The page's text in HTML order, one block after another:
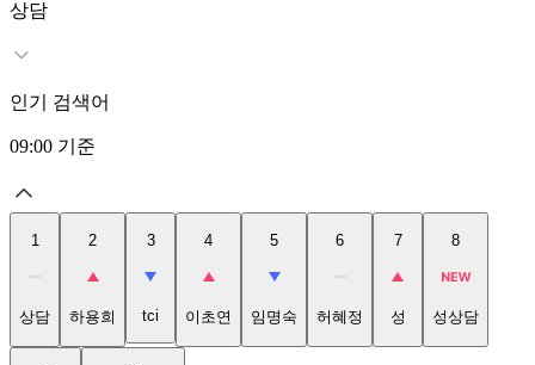
상담
인기 검색어
09:00 기준
1
상담
2
하용희
3
tci
4
이초연
5
임명숙
6
허혜정
7
성
8
성상담